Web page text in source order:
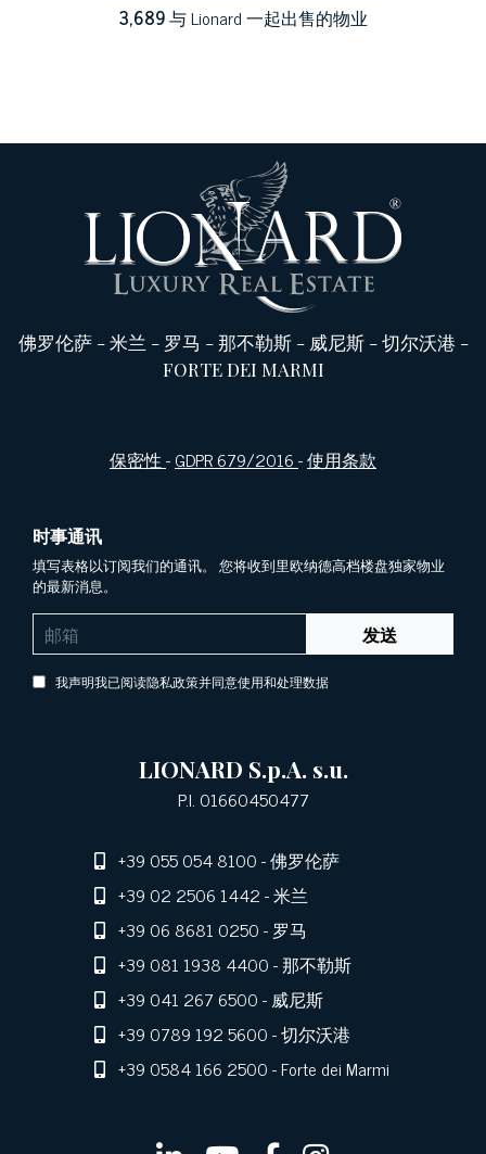
3,689与 Lionard 一起出售的物业
佛罗伦萨-米兰 - 罗马 -那不勒斯- 威尼斯-切尔沃港 -
FORTE DEI MARMI
保密性-GDPR 679/2016-使用条款
时事通讯
填写表格以订阅我们的通讯。 您将收到里欧纳德高档楼盘独家物业
的最新消息。
发送
我声明我已阅读隐私政策并同意使用和处理数据
LIONARD S.p.A. s.u.
P.I. 01660450477
+39 055 054 8100- 佛罗伦萨
+39 02 2506 1442- 米兰
+39 06 8681 0250- 罗马
+39 081 1938 4400- 那不勒斯
+39 041 267 6500- 威尼斯
+39 0789 192 5600- 切尔沃港
+39 0584 166 2500- Forte dei Marmi